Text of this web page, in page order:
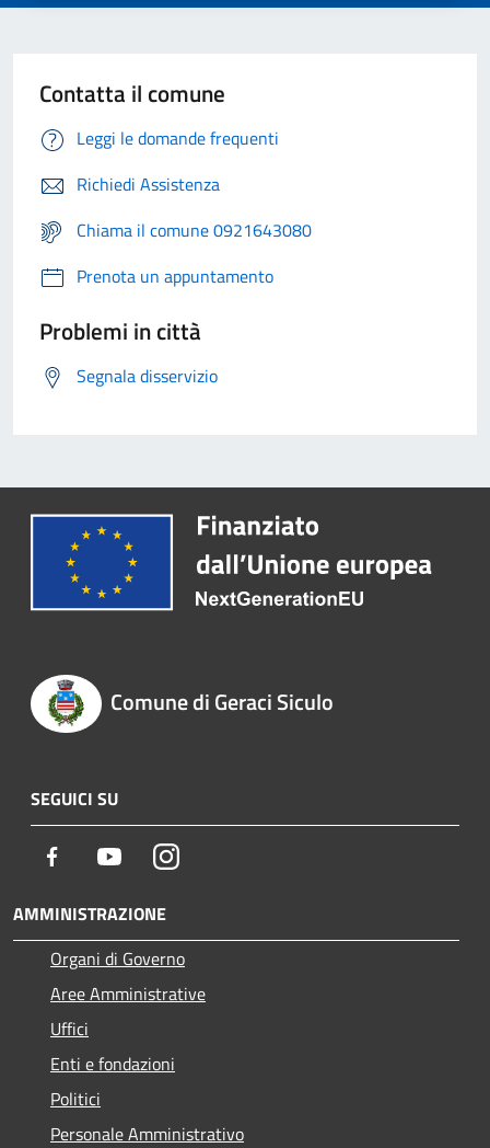
Contatta il comune
Leggi le domande frequenti
Richiedi Assistenza
Chiama il comune 0921643080
Prenota un appuntamento
Problemi in città
Segnala disservizio
Comune di Geraci Siculo
SEGUICI SU
Facebook YoutubeInstagram
AMMINISTRAZIONE
Organi di Governo
Aree Amministrative
Uffici
Enti e fondazioni
Politici
Personale Amministrativo